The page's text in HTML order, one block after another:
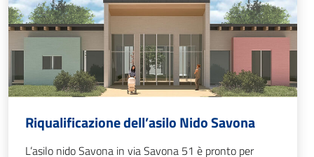
Riqualificazione dell’asilo Nido Savona
L’asilo nido Savona in via Savona 51 è pronto per